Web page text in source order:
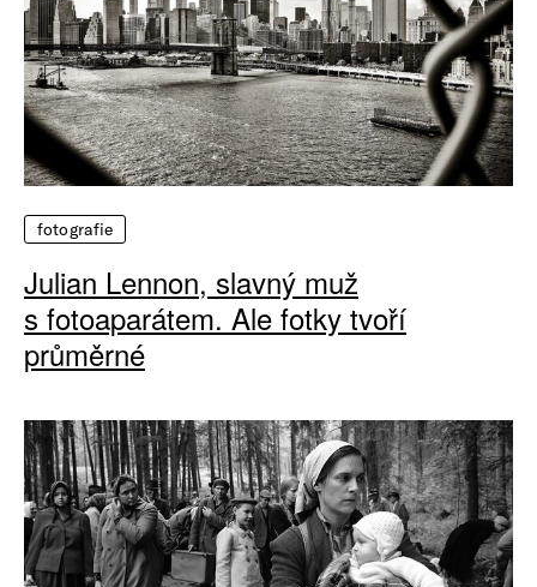
fotografie
Julian Lennon, slavný muž
s fotoaparátem. Ale fotky tvoří
průměrné